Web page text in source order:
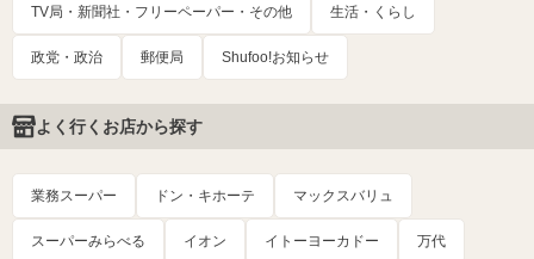
TV局・新聞社・フリーペーパー・その他 生活・くらし
政党・政治 郵便局 Shufoo!お知らせ
よく行くお店から探す
業務スーパー ドン・キホーテ マックスバリュ
スーパーみらべる イオン イトーヨーカドー 万代